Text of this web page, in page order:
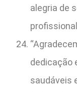
alegria de
dedicação
saudáveis